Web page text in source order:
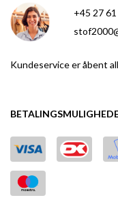
+45 27
Kundeservice er åbent